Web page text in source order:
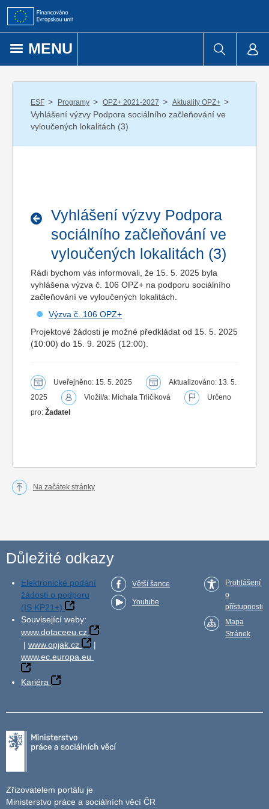
Přejít k obsahu
MENU
ESF / Programy / OPZ+ 2021-2027 / Aktuality OPZ+ /
Vyhlášení výzvy Podpora sociálního začleňování ve
vyloučených lokalitách (3)
Vyhlášení výzvy Podpora
sociálního začleňování ve
vyloučených lokalitách (3)
Rádi bychom vás informovali, že 15. 5. 2025 byla
vyhlášena výzva č. 106 OPZ+ na podporu sociálního
začleňování ve vyloučených lokalitách.
Výzva č. 106 OPZ+
Projektové žádosti je možné předkládat od 15. 5. 2025
(10:00) do 15. 9. 2025 (12:00).
Uveřejněno: 15. 5. 2025
Aktualizováno: 13. 5.
2025
Vložil/a: Michala Trličíková
Určeno
pro: Žadatel
Na začátek stránky
Důležité odkazy
Elektronické podání
žádosti o podporu
(IS KP21+)
Související weby:
www.dotaceeu.cz
| www.opjak.cz
|
www.ec.europa.eu
Kariéra
Větší šance
Youtube
Prohlášení
o
přístupnosti
Mapa
Stránek
Zřizovatelem portálu je
Ministerstvo práce a sociálních věcí ČR